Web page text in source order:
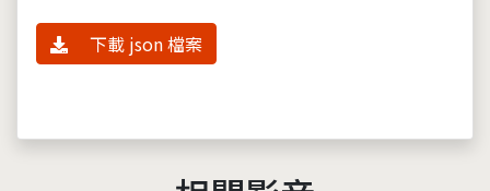
下載 json 檔案